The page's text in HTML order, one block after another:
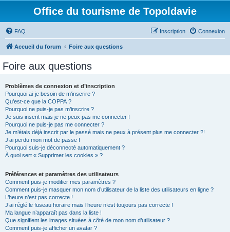
Office du tourisme de Topoldavie
FAQ Connexion
Inscription
Accueil du forum Foire aux questions
Foire aux questions
Problèmes de connexion et d’inscription
Pourquoi ai-je besoin de m’inscrire ?
Qu’est-ce que la COPPA ?
Pourquoi ne puis-je pas m’inscrire ?
Je suis inscrit mais je ne peux pas me connecter !
Pourquoi ne puis-je pas me connecter ?
Je m’étais déjà inscrit par le passé mais ne peux à présent plus me connecter ?!
J’ai perdu mon mot de passe !
Pourquoi suis-je déconnecté automatiquement ?
À quoi sert « Supprimer les cookies » ?
Préférences et paramètres des utilisateurs
Comment puis-je modifier mes paramètres ?
Comment puis-je masquer mon nom d’utilisateur de la liste des utilisateurs en ligne ?
L’heure n’est pas correcte !
J’ai réglé le fuseau horaire mais l’heure n’est toujours pas correcte !
Ma langue n’apparaît pas dans la liste !
Que signifient les images situées à côté de mon nom d’utilisateur ?
Comment puis-je afficher un avatar ?